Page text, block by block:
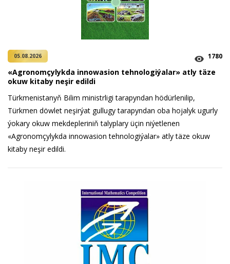
05.08.2026 1780
«Agronomçylykda innowasion tehnologiýalar» atly täze
okuw kitaby neşir edildi
Türkmenistanyň Bilim ministrligi tarapyndan hödürlenilip,
Türkmen döwlet neşirýat gullugy tarapyndan oba hojalyk ugurly
ýokary okuw mekdepleriniň talyplary üçin niýetlenen
«Agronomçylykda innowasion tehnologiýalar» atly täze okuw
kitaby neşir edildi.